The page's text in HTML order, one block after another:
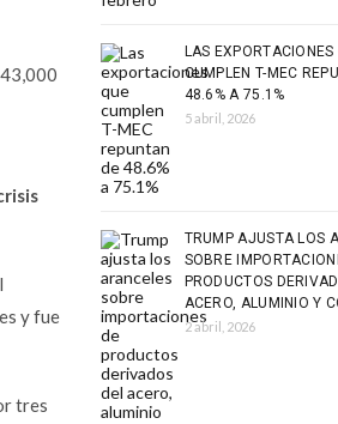
y fue
tres
LAS EXPORTACIONES
CUMPLEN T-MEC
48.6% A 75.1%
5 abril, 2026
TRUMP AJUSTA LOS
SOBRE
PRODUCTOS
ACERO, ALUMINIO Y
2 abril, 2026